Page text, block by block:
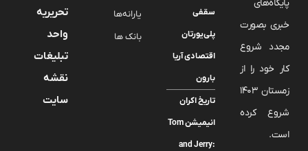
پایگاه‌های
خبری بصورت
مجدد شروع
کار خود را از
زمستان 1403
شروع کرده
است.
سقفی
پلی‌یورتان
اقتصادی آریا
بارون
تاریخ اکران
انیمیشن Tom
and Jerry:
یارانه‌ها
بانک ها
تحریریه
واحد
تبلیغات
نقشه
سایت